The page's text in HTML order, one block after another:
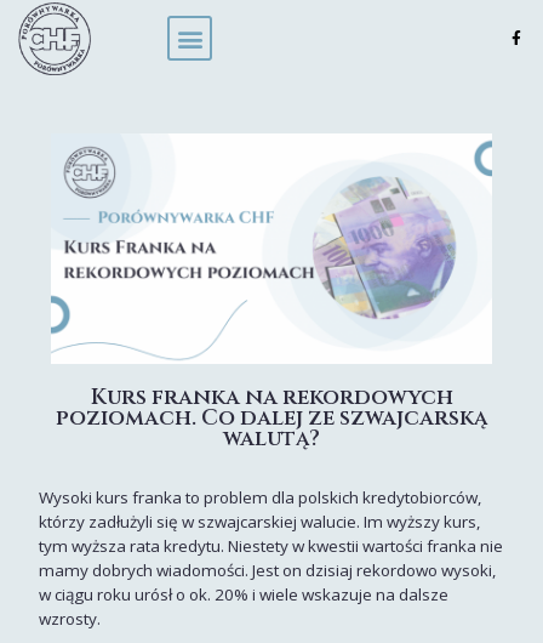
Kurs franka na rekordowych
poziomach. Co dalej ze szwajcarską
walutą?
Wysoki kurs franka to problem dla polskich kredytobiorców,
którzy zadłużyli się w szwajcarskiej walucie. Im wyższy kurs,
tym wyższa rata kredytu. Niestety w kwestii wartości franka nie
mamy dobrych wiadomości. Jest on dzisiaj rekordowo wysoki,
w ciągu roku urósł o ok. 20% i wiele wskazuje na dalsze
wzrosty.